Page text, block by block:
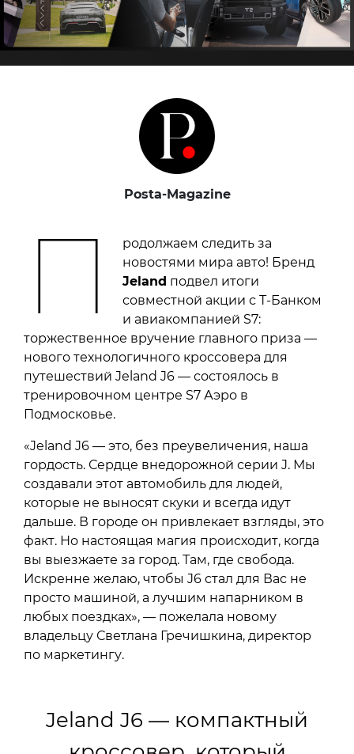
Posta-Magazine
П
родолжаем следить за
новостями мира авто! Бренд
Jeland подвел итоги
совместной акции с Т-Банком
и авиакомпанией S7:
торжественное вручение главного приза —
нового технологичного кроссовера для
путешествий Jeland J6 — состоялось в
тренировочном центре S7 Аэро в
Подмосковье.
«Jeland J6 — это, без преувеличения, наша
гордость. Сердце внедорожной серии J. Мы
создавали этот автомобиль для людей,
которые не выносят скуки и всегда идут
дальше. В городе он привлекает взгляды, это
факт. Но настоящая магия происходит, когда
вы выезжаете за город. Там, где свобода.
Искренне желаю, чтобы J6 стал для Вас не
просто машиной, а лучшим напарником в
любых поездках», — пожелала новому
владельцу Светлана Гречишкина, директор
по маркетингу.
Jeland J6 — компактный